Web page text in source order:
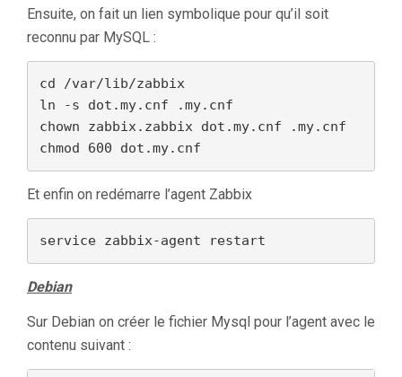
Ensuite, on fait un lien symbolique pour qu’il soit
reconnu par MySQL :
cd /var/lib/zabbix
ln -s dot.my.cnf .my.cnf
chown zabbix.zabbix dot.my.cnf .my.cnf
chmod 600 dot.my.cnf
Et enfin on redémarre l’agent Zabbix
service zabbix-agent restart
Debian
Sur Debian on créer le fichier Mysql pour l’agent avec le
contenu suivant :